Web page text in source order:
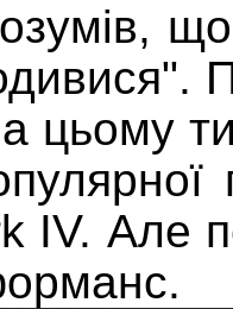
цьому
IV. Але